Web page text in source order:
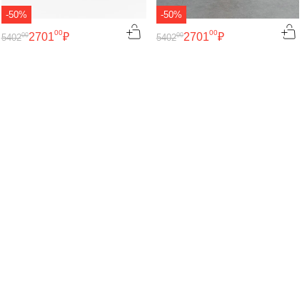
-50%
270100₽
540200
-50%
270100₽
540200